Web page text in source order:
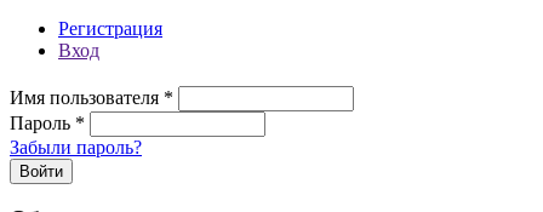
Регистрация
Вход
Имя пользователя *
Пароль *
Забыли пароль?